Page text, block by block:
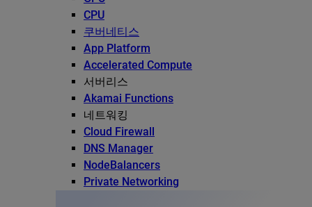
CPU
쿠버네티스
App Platform
Accelerated Compute
서버리스
Akamai Functions
네트워킹
Cloud Firewall
DNS Manager
NodeBalancers
Private Networking